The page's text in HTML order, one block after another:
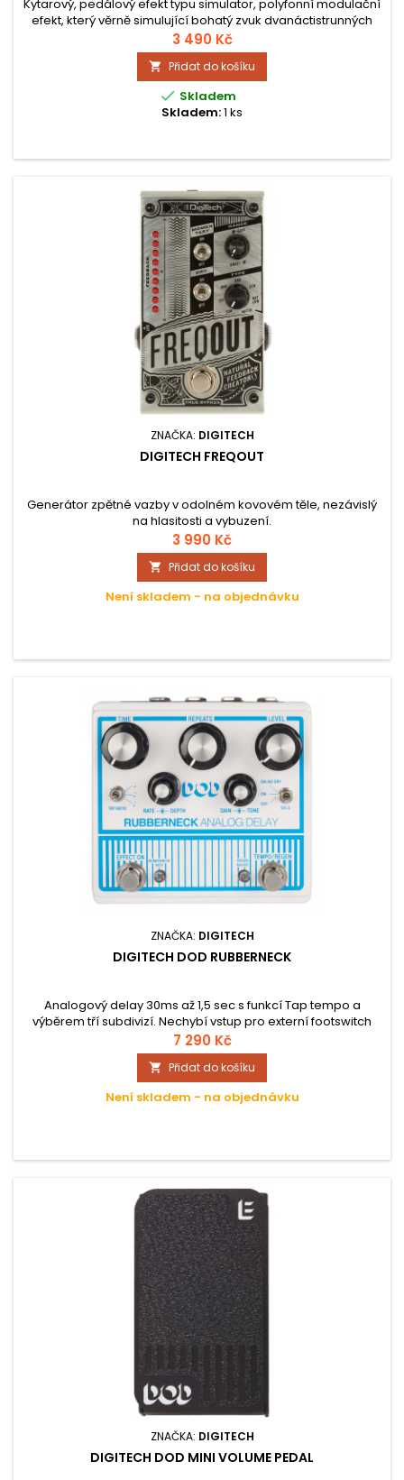
Kytarový, pedálový efekt typu simulator, polyfonní modulační
efekt, který věrně simulující bohatý zvuk dvanáctistrunných
kytar, tj. oktávový rozdíl u basových strun a zdvojení u
výškových strun.
3 490 Kč
 Přidat do košíku
 Skladem
Skladem:1 ks
ZNAČKA: DIGITECH
DIGITECH FREQOUT
Generátor zpětné vazby v odolném kovovém těle, nezávislý
na hlasitosti a vybuzení.
3 990 Kč
 Přidat do košíku
Není skladem - na objednávku
ZNAČKA: DIGITECH
DIGITECH DOD RUBBERNECK
Analogový delay 30ms až 1,5 sec s funkcí Tap tempo a
výběrem tří subdivizí. Nechybí vstup pro externí footswitch
nebo True Bypass. Hmotnost 0,5 kg.
7 290 Kč
 Přidat do košíku
Není skladem - na objednávku
ZNAČKA: DIGITECH
DIGITECH DOD MINI VOLUME PEDAL